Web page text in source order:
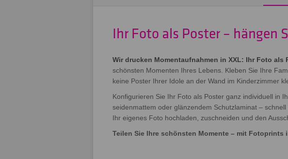
Ihr Foto als Poster – hängen
Wir drucken Momentaufnahmen in XXL: Ihr Foto als
schönsten Momenten Ihres Lebens. Kleben Sie Ihre
keine Poster Ihrer Idole an der Wand im Kinderzimmer
Konfigurieren Sie Ihr Foto als Poster ganz individuell in
seidenmattem oder glänzendem Schutzlaminat –
Ihr eigenes Foto hochladen, zuschneiden und den
Teilen Sie Ihre schönsten Momente – mit Fotoprints